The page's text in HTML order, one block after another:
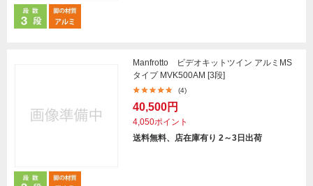
Manfrotto ビデオキットツイン アルミMS
タイプ MVK500AM [3段]
(4)
40,500円
4,050ポイント
送料無料、店在庫有り 2～3日出荷